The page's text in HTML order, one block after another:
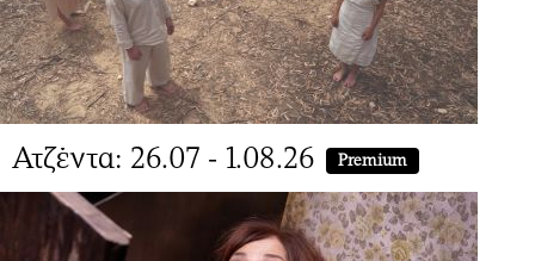
Ατζέντα: 26.07 - 1.08.26 Premium